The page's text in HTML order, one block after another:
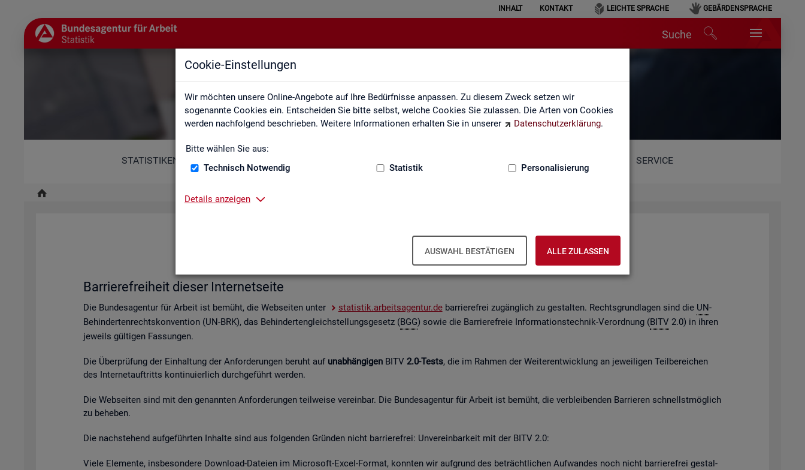
Cookie-Einstellungen
Wir möchten unsere Online-Angebote auf Ihre Bedürfnisse anpassen. Zu diesem Zweck setzen wir
sogenannte Cookies ein. Entscheiden Sie bitte selbst, welche Cookies Sie zulassen. Die Arten von Cookies
werden nachfolgend beschrieben. Weitere Informationen erhalten Sie in unserer
Datenschutzerklärung.
Bitte wählen Sie aus:
Technisch Notwendig
Statistik Personalisierung
Details anzeigen
AUSWAHL BESTÄTIGEN ALLE ZULASSEN
INHALT KONTAKT LEICHTE SPRACHE GEBÄRDENSPRACHE
Suche
Erklärung zur Barrierefreiheit
STATISTIKEN SERVICE
Er­klä­rung zur Bar­rie­re­frei­heit
sta­tis­tik.ar­beits­agen­tur.de ver­öf­fent­lich­ten Web­sei­ten.
Bar­rie­re­frei­heit die­ser In­ter­net­sei­te
Die Bun­des­agen­tur für Ar­beit ist be­müht, die Web­sei­ten unter sta­tis­tik.ar­beits­agen­tur.debar­rie­re­frei zu­gäng­lich zu ge­stal­ten. Rechts­grund­la­gen sind die UN-
Be­hin­der­ten­rechts­kon­ven­ti­on (UN-BRK), das Be­hin­der­ten­gleich­stel­lungs­ge­setz (BGG) sowie die Bar­rie­re­freie In­for­ma­ti­ons­tech­nik-Ver­ord­nung (BITV 2.0) in ihren
je­weils gül­ti­gen Fas­sun­gen.
Die Über­prü­fung der Ein­hal­tung der An­for­de­run­gen be­ruht auf un­ab­hän­gi­genBITV 2.0-Tests, die im Rah­men der Wei­ter­ent­wick­lung an je­wei­li­gen Teil­be­rei­chen
des In­ter­net­auf­tritts kon­ti­nu­ier­lich durch­ge­führt wer­den.
Die Web­sei­ten sind mit den ge­nann­ten An­for­de­run­gen teil­wei­se ver­ein­bar. Die Bun­des­agen­tur für Ar­beit ist be­müht, die ver­blei­ben­den Bar­rie­ren schnellst­mög­lich
zu be­he­ben.
Die nach­ste­hend auf­ge­führ­ten In­hal­te sind aus fol­gen­den Grün­den nicht bar­rie­re­frei: Un­ver­ein­bar­keit mit der BITV 2.0:
Viele Ele­men­te, ins­be­son­de­re Down­load-Da­tei­en im Mi­cro­soft-Excel-For­mat, konn­ten wir auf­grund des be­trächt­li­chen Auf­wan­des noch nicht bar­rie­re­frei ge­stal­